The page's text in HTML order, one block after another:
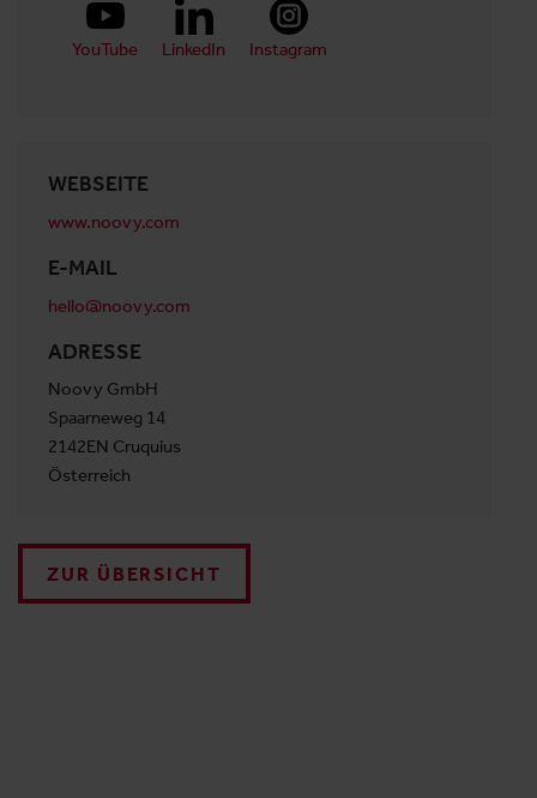
YouTube LinkedIn Instagram
WEBSEITE
www.noovy.com
E-MAIL
hello@noovy.com
ADRESSE
Noovy GmbH
Spaarneweg 14
2142EN Cruquius
Österreich
ZUR ÜBERSICHT